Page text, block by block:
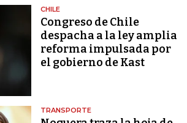
CHILE
Congreso de Chile
despacha a la ley amplia
reforma impulsada por
el gobierno de Kast
TRANSPORTE